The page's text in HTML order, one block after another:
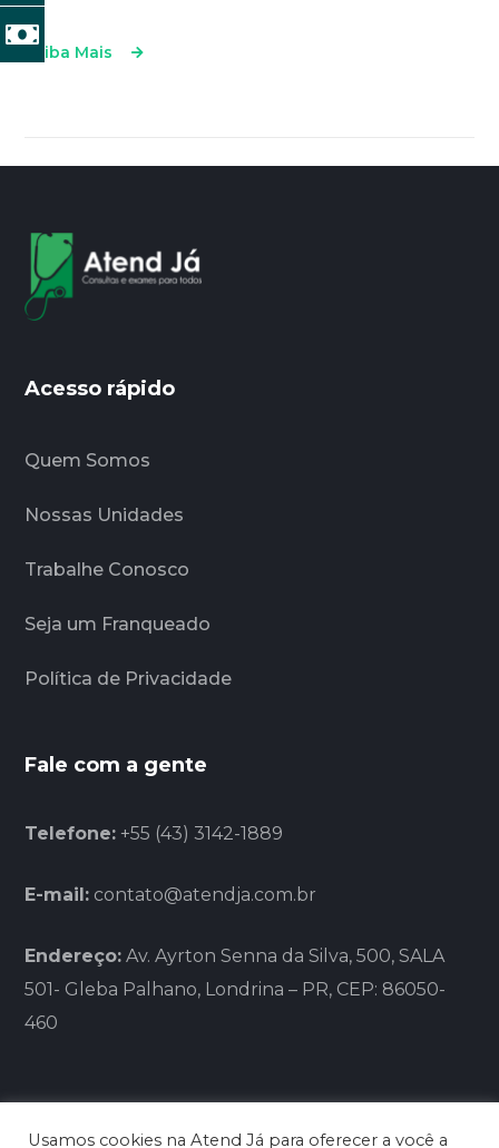
Saiba Mais
Acesso rápido
Quem Somos
Nossas Unidades
Trabalhe Conosco
Seja um Franqueado
Política de Privacidade
Fale com a gente
Telefone: +55 (43) 3142-1889
E-mail: contato@atendja.com.br
Endereço: Av. Ayrton Senna da Silva, 500, SALA
501- Gleba Palhano, Londrina – PR, CEP: 86050-
460
Usamos cookies na Atend Já para oferecer a você a